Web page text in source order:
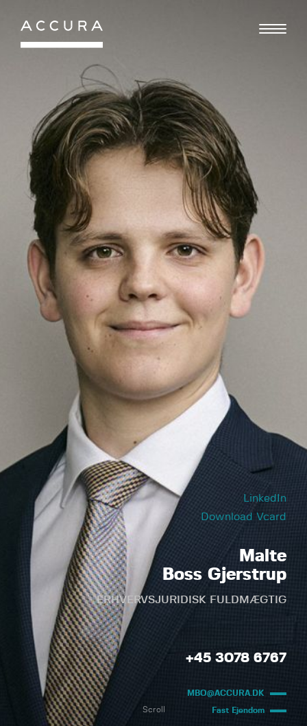
Gå
indhold
LinkedIn
Download Vcard
Malte
Boss Gjerstrup
ERHVERVSJURIDISK FULDMÆGTIG
+45 3078 6767
MBO@ACCURA.DK
Fast Ejendom
Scroll